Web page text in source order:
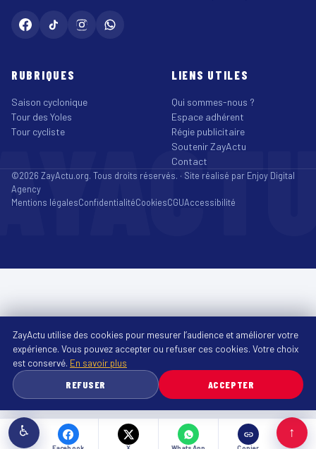
RUBRIQUES
Saison cyclonique
Tour des Yoles
Tour cycliste
LIENS UTILES
Qui sommes-nous ?
Espace adhérent
Régie publicitaire
Soutenir ZayActu
Contact
©2026 ZayActu.org. Tous droits réservés. · Site réalisé par Enjoy Digital
Agency
Mentions légalesConfidentialitéCookiesCGUAccessibilité
♿ ↑
ZayActu utilise des cookies pour mesurer l’audience et améliorer votre
expérience. Vous pouvez accepter ou refuser ces cookies. Votre choix
est conservé. En savoir plus
REFUSER
ACCEPTER